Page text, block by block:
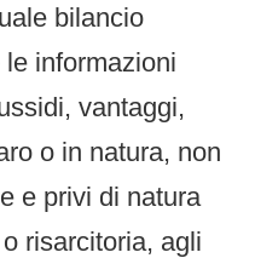
bilancio
informazioni
vantaggi,
o in natura, non
e privi di natura
risarcitoria, agli